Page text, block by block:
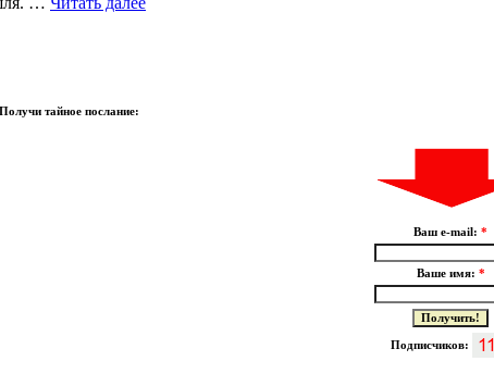
тайное послание:
Ваш e-mail: *
Ваше имя: *
Подписчиков: